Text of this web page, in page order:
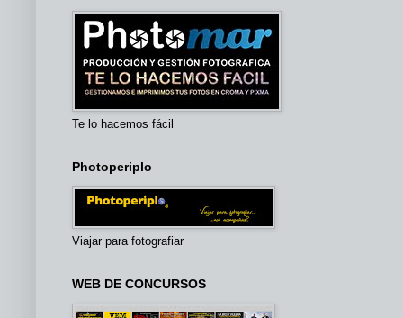
Te lo hacemos fácil
Photoperiplo
Viajar para fotografiar
WEB DE CONCURSOS